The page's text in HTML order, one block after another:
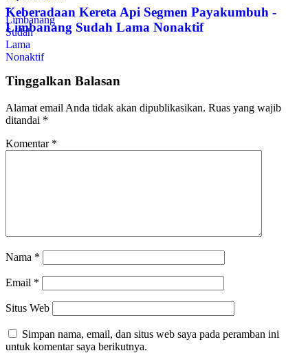
Keberadaan Kereta Api Segmen Payakumbuh -
Limbanang Sudah Lama Nonaktif
Tinggalkan Balasan
Alamat email Anda tidak akan dipublikasikan. Ruas yang wajib
ditandai *
Komentar *
Nama *
Email *
Situs Web
Simpan nama, email, dan situs web saya pada peramban ini
untuk komentar saya berikutnya.